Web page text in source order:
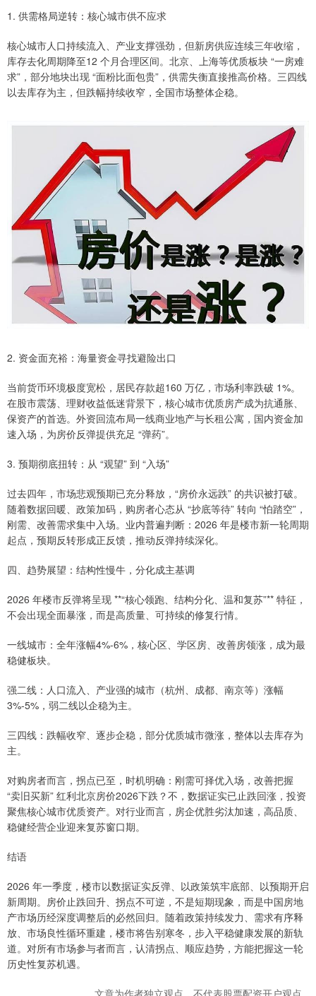
1. 供需格局逆转：核心城市供不应求
核心城市人口持续流入、产业支撑强劲，但新房供应连续三年收缩，
库存去化周期降至12 个月合理区间。北京、上海等优质板块 “一房难
求”，部分地块出现 “面粉比面包贵”，供需失衡直接推高价格。三四线
以去库存为主，但跌幅持续收窄，全国市场整体企稳。
2. 资金面充裕：海量资金寻找避险出口
当前货币环境极度宽松，居民存款超160 万亿，市场利率跌破 1%。
在股市震荡、理财收益低迷背景下，核心城市优质房产成为抗通胀、
保资产的首选。外资回流布局一线商业地产与长租公寓，国内资金加
速入场，为房价反弹提供充足 “弹药”。
3. 预期彻底扭转：从 “观望” 到 “入场”
过去四年，市场悲观预期已充分释放，“房价永远跌” 的共识被打破。
随着数据回暖、政策加码，购房者心态从 “抄底等待” 转向 “怕踏空”，
刚需、改善需求集中入场。业内普遍判断：2026 年是楼市新一轮周期
起点，预期反转形成正反馈，推动反弹持续深化。
四、趋势展望：结构性慢牛，分化成主基调
2026 年楼市反弹将呈现 **“核心领跑、结构分化、温和复苏”** 特征，
不会出现全面暴涨，而是高质量、可持续的修复行情。
一线城市：全年涨幅4%-6%，核心区、学区房、改善房领涨，成为最
稳健板块。
强二线：人口流入、产业强的城市（杭州、成都、南京等）涨幅
3%-5%，弱二线以企稳为主。
三四线：跌幅收窄、逐步企稳，部分优质城市微涨，整体以去库存为
主。
对购房者而言，拐点已至，时机明确：刚需可择优入场，改善把握
“卖旧买新” 红利北京房价2026下跌？不，数据证实已止跌回涨，投资
聚焦核心城市优质资产。对行业而言，房企优胜劣汰加速，高品质、
稳健经营企业迎来复苏窗口期。
结语
2026 年一季度，楼市以数据证实反弹、以政策筑牢底部、以预期开启
新周期。房价止跌回升、拐点不可逆，不是短期现象，而是中国房地
产市场历经深度调整后的必然回归。随着政策持续发力、需求有序释
放、市场良性循环重建，楼市将告别寒冬，步入平稳健康发展的新轨
道。对所有市场参与者而言，认清拐点、顺应趋势，方能把握这一轮
历史性复苏机遇。